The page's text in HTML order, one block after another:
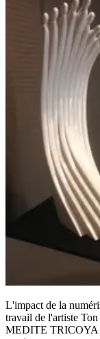
L'impact de la
travail de l'artiste
MEDITE TRICOYA